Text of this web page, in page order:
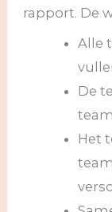
rapport. De
Alle
De
Het